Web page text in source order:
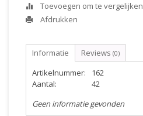
Toevoegen om te vergelijken
Afdrukken
Informatie Reviews (0)
Artikelnummer:
162
Aantal:
42
Geen informatie gevonden